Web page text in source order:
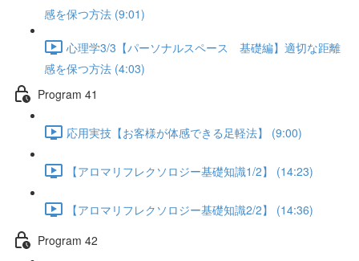
感を保つ方法 (9:01)
心理学3/3【パーソナルスペース 基礎編】適切な距離
感を保つ方法 (4:03)
Program 41
応用実技【お客様が体感できる足軽法】 (9:00)
【アロマリフレクソロジー基礎知識1/2】 (14:23)
【アロマリフレクソロジー基礎知識2/2】 (14:36)
Program 42